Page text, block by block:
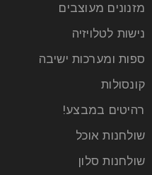
מזנונים מעוצבים
נישות לטלויזיה
ספות ומערכות ישיבה
קונסולות
רהיטים במבצע!
שולחנות אוכל
שולחנות סלון